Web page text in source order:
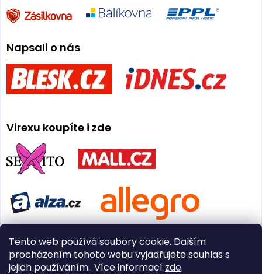
Tento web používá soubory cookie. Dalším
procházením tohoto webu vyjadřujete souhlas s
jejich používáním.. Více informací zde.
Napsali o nás
Virexu koupíte i zde